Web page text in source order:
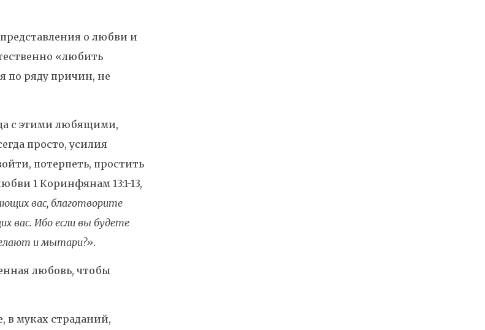
представления о любви и
«любить
по ряду причин, не
с этими любящими,
просто, усилия
потерпеть, простить
1 Коринфянам 13:1-13,
вас, благотворите
вас. Ибо если вы будете
и мытари?».
любовь, чтобы
в муках страданий,